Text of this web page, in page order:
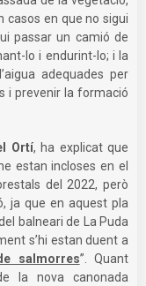
casos en que no sigui
passar un camió de
lo i endurint-lo; i la
adequades per
i prevenir la formació
Ortí, ha explicat que
estan incloses en el
del 2022, però
ja que en aquest pla
balneari de La Puda
s’hi estan duent a
salmorres”. Quant
la nova canonada